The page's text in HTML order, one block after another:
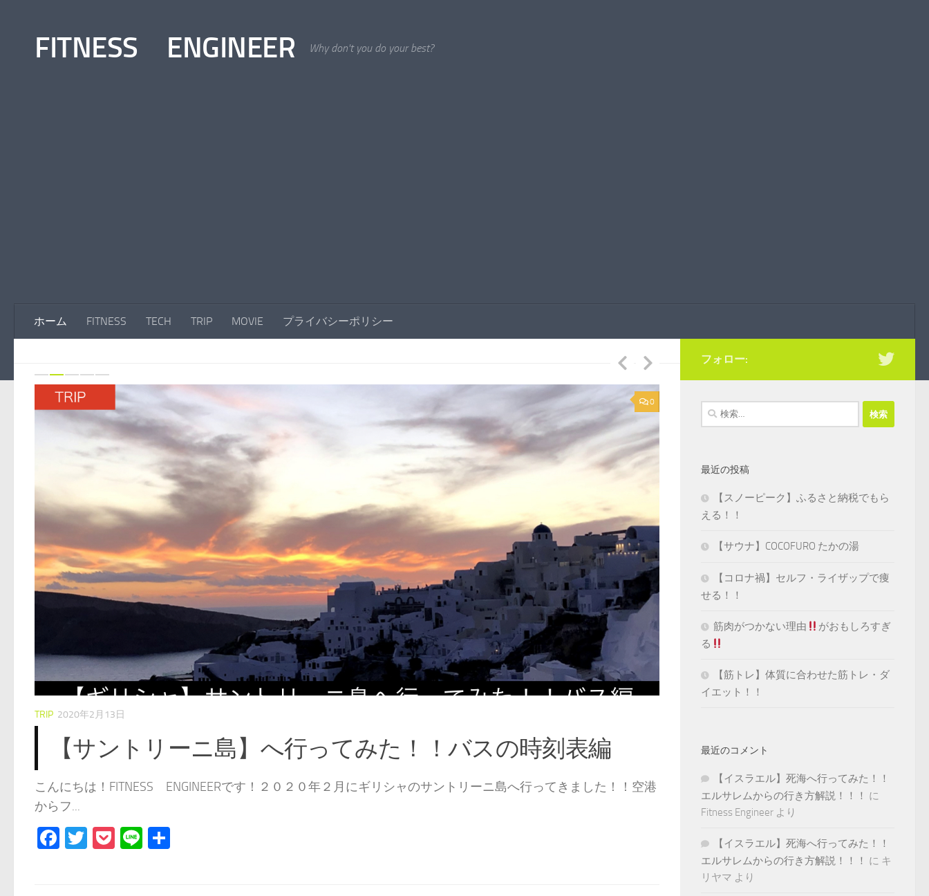
FITNESS ENGINEER Why don't you do your best?
ホーム FITNESS TECH TRIP MOVIE プライバシーポリシー
0
TRIP 2020年2月11日
【カッパドキア】ネヴシェヒル空港にATMはある！！
こんにちは！FITNESS ENGINEERです！２０２０年１月にカッパドキアへ旅してきました！カッパドキアへの行
き方は...
Facebook
Twitter
Pocket
Line
【ギリシャ】アテネ
た！！（最新版）
こんにちは！FITNESS ENGINEERです！
Facebook
Twitter
Pocket
Line共
フォロー:
検
索:
最近の投稿
【スノーピーク】ふるさと納税でもら
える！！
【サウナ】COCOFURO たかの湯
【コロナ禍】セルフ・ライザップで痩
せる！！
筋肉がつかない理由
がおもしろすぎ
る
【筋トレ】体質に合わせた筋トレ・ダ
イエット！！
最近のコメント
【イスラエル】死海へ行ってみた！！
エルサレムからの行き方解説！！！ に
Fitness Engineer より
【イスラエル】死海へ行ってみた！！
エルサレムからの行き方解説！！！ に キ
リヤマ より